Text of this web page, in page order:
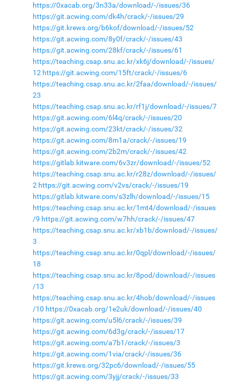
https://0xacab.org/3n33a/download/-/issues/36
https://git.acwing.com/dk4h/crack/-/issues/29
https://git.krews.org/b6kof/download/-/issues/52
https://git.acwing.com/8y0f/crack/-/issues/43
https://git.acwing.com/28kf/crack/-/issues/61
https://teaching.csap.snu.ac.kr/xk6j/download/-/issues/
12 https://git.acwing.com/15ft/crack/-/issues/6
https://teaching.csap.snu.ac.kr/2faa/download/-/issues/
23
https://teaching.csap.snu.ac.kr/rf1j/download/-/issues/7
https://git.acwing.com/6l4q/crack/-/issues/20
https://git.acwing.com/23kt/crack/-/issues/32
https://git.acwing.com/8m1a/crack/-/issues/19
https://git.acwing.com/2b2m/crack/-/issues/42
https://gitlab.kitware.com/6v3zr/download/-/issues/52
https://teaching.csap.snu.ac.kr/r28z/download/-/issues/
2 https://git.acwing.com/v2vs/crack/-/issues/19
https://gitlab.kitware.com/s3zlh/download/-/issues/15
https://teaching.csap.snu.ac.kr/1mt4/download/-/issues
/9 https://git.acwing.com/w7hh/crack/-/issues/47
https://teaching.csap.snu.ac.kr/xb1b/download/-/issues/
3
https://teaching.csap.snu.ac.kr/0qpl/download/-/issues/
18
https://teaching.csap.snu.ac.kr/8pod/download/-/issues
/13
https://teaching.csap.snu.ac.kr/4hob/download/-/issues
/10 https://0xacab.org/1e2uk/download/-/issues/40
https://git.acwing.com/u5l6/crack/-/issues/39
https://git.acwing.com/6d3g/crack/-/issues/17
https://git.acwing.com/a7b1/crack/-/issues/3
https://git.acwing.com/1via/crack/-/issues/36
https://git.krews.org/32pc6/download/-/issues/55
https://git.acwing.com/3yjj/crack/-/issues/33